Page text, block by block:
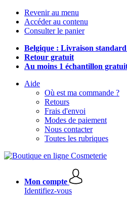
Revenir au menu
Accéder au contenu
Consulter le panier
Belgique : Livraison
Retour gratuit
Au moins 1 échantillon
Aide
Où est ma commande ?
Retours
Frais d'envoi
Modes de paiement
Nous contacter
Toutes les rubriques
Mon compte
Identifiez-vous